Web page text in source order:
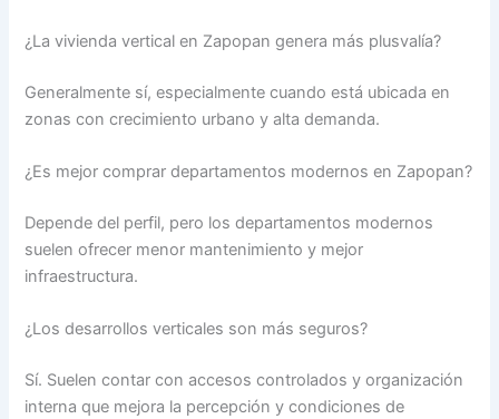
¿La vivienda vertical en Zapopan genera más plusvalía?
Generalmente sí, especialmente cuando está ubicada en
zonas con crecimiento urbano y alta demanda.
¿Es mejor comprar departamentos modernos en Zapopan?
Depende del perfil, pero los departamentos modernos
suelen ofrecer menor mantenimiento y mejor
infraestructura.
¿Los desarrollos verticales son más seguros?
Sí. Suelen contar con accesos controlados y organización
interna que mejora la percepción y condiciones de